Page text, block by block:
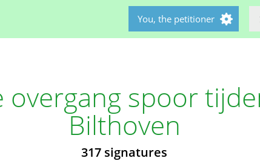
You, the petitioner
overgang spoor
Bilthoven
317 signatures